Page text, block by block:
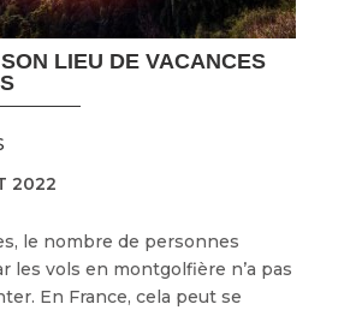
LIEU DE VACANCES
2022
le nombre de personnes
les vols en montgolfière n’a pas
En France, cela peut se